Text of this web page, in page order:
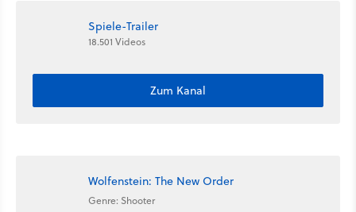
Spiele-Trailer
18.501 Videos
Zum Kanal
Wolfenstein: The New Order
Genre: Shooter